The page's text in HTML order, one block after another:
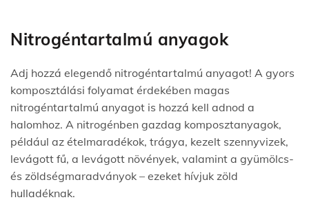
Nitrogéntartalmú anyagok
Adj hozzá elegendő nitrogéntartalmú anyagot! A gyors
komposztálási folyamat érdekében magas
nitrogéntartalmú anyagot is hozzá kell adnod a
halomhoz. A nitrogénben gazdag komposztanyagok,
például az ételmaradékok, trágya, kezelt szennyvizek,
levágott fű, a levágott növények, valamint a gyümölcs-
és zöldségmaradványok – ezeket hívjuk zöld
hulladéknak.